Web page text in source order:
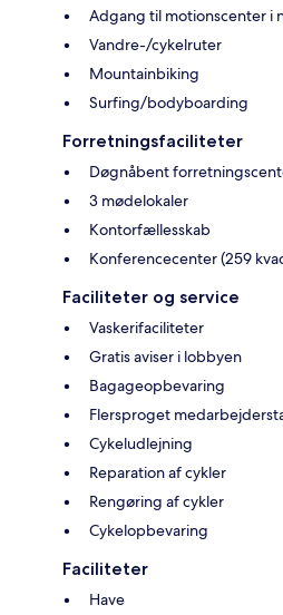
Adgang til motionscenter i
Vandre-/cykelruter
Mountainbiking
Surfing/bodyboarding
Forretningsfaciliteter
Døgnåbent
3 mødelokaler
Kontorfællesskab
Konferencecenter (259
Faciliteter og service
Vaskerifaciliteter
Gratis aviser i lobbyen
Bagageopbevaring
Flersproget
Cykeludlejning
Reparation af cykler
Rengøring af cykler
Cykelopbevaring
Faciliteter
Have